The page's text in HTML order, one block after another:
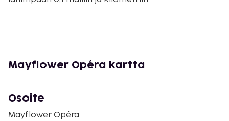
mi
Boulevard Haussmann (bulevardi) - 1 km / 0,6 mi
Parc Monceau (puisto) - 1,1 km / 0,7 mi
Mayflower Opéra kartta
Osoite
Mayflower Opéra